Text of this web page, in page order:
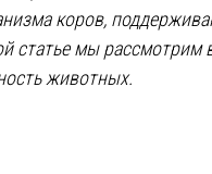
коров,
статье мы рассмотрим
животных.